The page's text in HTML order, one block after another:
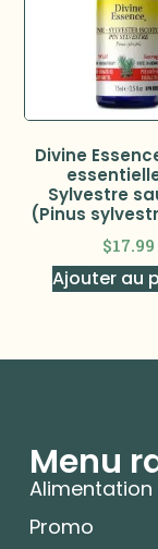
Divine
Sylvestre
(Pinus
$17.99
Ajouter au
Menu
Alimentation
Promo